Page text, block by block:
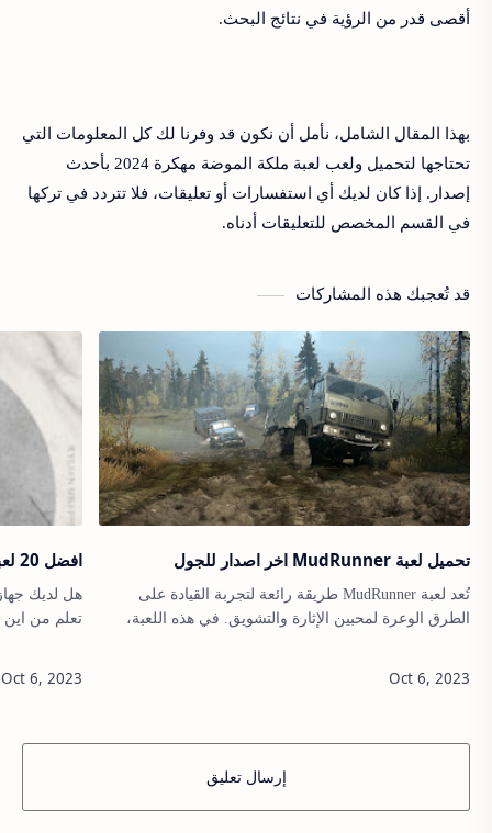
أقصى قدر من الرؤية في نتائج البحث.
بهذا المقال الشامل، نأمل أن نكون قد وفرنا لك كل المعلومات التي
تحتاجها لتحميل ولعب لعبة ملكة الموضة مهكرة 2024 بأحدث
إصدار. إذا كان لديك أي استفسارات أو تعليقات، فلا تتردد في تركها
في القسم المخصص للتعليقات أدناه.
قد تُعجبك هذه المشاركات
تحميل لعبة MudRunner اخر اصدار للجول
تُعد لعبة MudRunner طريقة رائعة لتجربة القيادة على
الطرق الوعرة لمحبين الإثارة والتشويق. في هذه اللعبة،
افضل 20 لعبة بلاي ستيشن 4 : ألعاب PS4 الجديدة
تعلم من اين
إرسال تعليق